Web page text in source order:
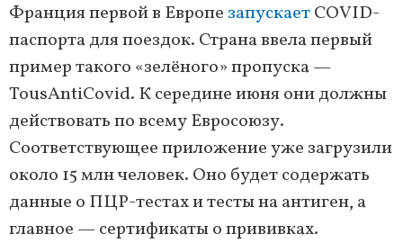
Франция первой в Европе запускаетCOVID-
паспорта для поездок. Страна ввела первый
пример такого «зелёного» пропуска —
TousAntiCovid. К середине июня они должны
действовать по всему Евросоюзу.
Соответствующее приложение уже загрузили
около 15 млн человек. Оно будет содержать
данные о ПЦР-тестах и тесты на антиген, а
главное — сертификаты о прививках.